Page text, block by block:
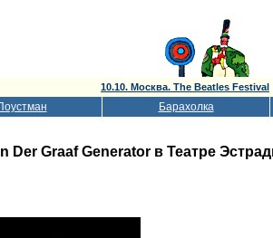
10.10. Москва. The Beatles Festival
Барахолка
Der Graaf Generator в Театре